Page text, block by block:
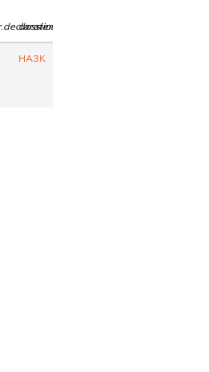
dossier.declarations.source
НАЗК